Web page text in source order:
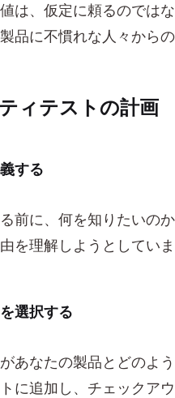
は、仮定に頼るのでは
品に不慣れな人々から
ィテストの計画
する
前に、何を知りたいの
を理解しようとしてい
選択する
あなたの製品とどのよ
に追加し、チェックア